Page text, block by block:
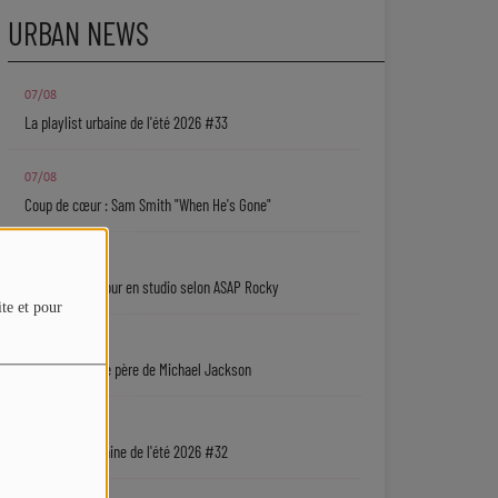
et pour
URBAN NEWS
07/08
La playlist urbaine de l'été 2026 #33
07/08
Coup de cœur : Sam Smith "When He's Gone"
Rihanna de retour en studio selon ASAP Rocky
Une série sur le père de Michael Jackson
La playlist urbaine de l'été 2026 #32